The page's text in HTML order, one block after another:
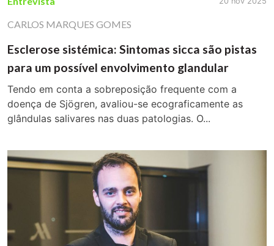
CARLOS MARQUES GOMES
Esclerose sistémica: Sintomas sicca são pistas
para um possível envolvimento glandular
Tendo em conta a sobreposição frequente com a
doença de Sjögren, avaliou-se ecograficamente as
glândulas salivares nas duas patologias. O...